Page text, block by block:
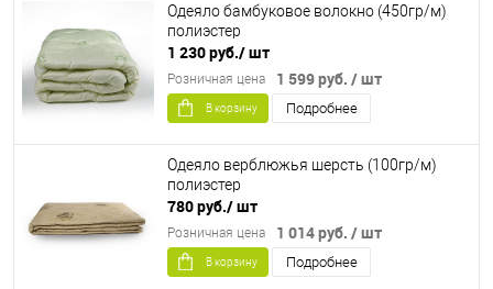
Одеяло бамбуковое волокно (450гр/м)
полиэстер
1 230 руб./ шт
1 599 руб. / шт
Розничная цена
В корзину Подробнее
Одеяло верблюжья шерсть (100гр/м)
полиэстер
780 руб./ шт
1 014 руб. / шт
Розничная цена
В корзину Подробнее